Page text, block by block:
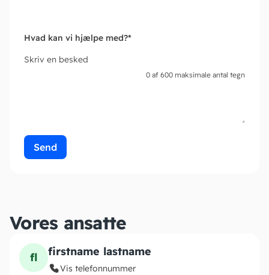
Hvad kan vi hjælpe med?*
Skriv en besked
0 af 600 maksimale antal tegn
Vores ansatte
fl firstname lastname
Vis telefonnummer